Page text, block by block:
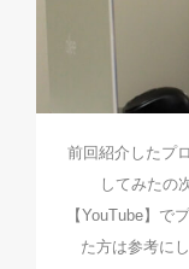
前回紹介したプ
してみたの
【YouTube】で
た方は参考に